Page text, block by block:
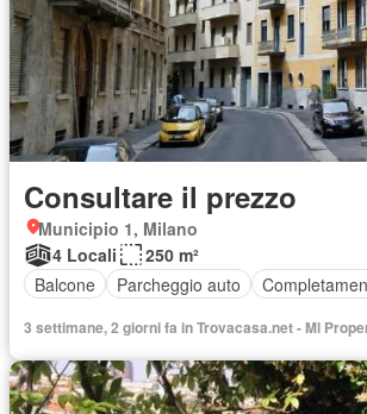
Consultare il prezzo
Municipio 1, Milano
4 Locali
250 m²
Balcone
Parcheggio auto
3 settimane, 2 giorni fa in Trovacasa.net - Ml